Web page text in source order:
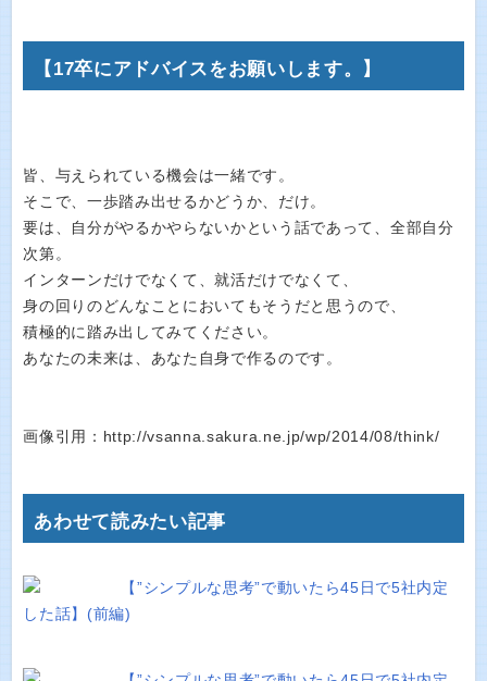
【17卒にアドバイスをお願いします。】
皆、与えられている機会は一緒です。
そこで、一歩踏み出せるかどうか、だけ。
要は、自分がやるかやらないかという話であって、全部自分
次第。
インターンだけでなくて、就活だけでなくて、
身の回りのどんなことにおいてもそうだと思うので、
積極的に踏み出してみてください。
あなたの未来は、あなた自身で作るのです。
画像引用：http://vsanna.sakura.ne.jp/wp/2014/08/think/
あわせて読みたい記事
【”シンプルな思考”で動いたら45日で5社内定
した話】(前編)